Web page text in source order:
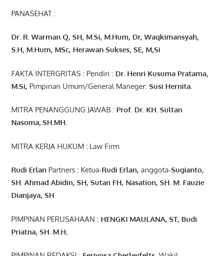
PANASEHAT :
Dr. R. Warman Q, SH, M.Si, M.Hum, Dr, Waqkimansyah,
S.H, M.Hum, MSc, Herawan Sukses, SE, M,Si
FAKTA INTERGRITAS : Pendiri : Dr. Henri Kusuma Pratama,
M.Si, Pimpinan Umum/General Maneger: Susi Hernita.
MITRA PENANGGUNG JAWAB : Prof. Dr. KH. Sultan
Nasoma,.SH.MH.
MITRA KERJA HUKUM : Law Firm
Rudi ErlanPartners : Ketua-Rudi Erlan, anggota-Sugianto,
SH. Ahmad Abidin, SH, SutanFH, Nasation, SH. M. Fauzie
Dianjaya, SH
PIMPINAN PERUSAHAAN : HENGKI MAULANA, ST, Budi
Priatna, SH . M.H,